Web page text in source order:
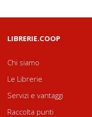
LIBRERIE.COOP
Chi siamo
Le Librerie
Servizi e vantaggi
Raccolta punti